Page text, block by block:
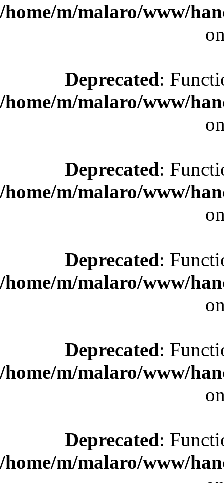
/home/m/malaro/www/
Deprecated:
/home/m/malaro/www/
Deprecated:
/home/m/malaro/www/
Deprecated:
/home/m/malaro/www/
Deprecated:
/home/m/malaro/www/
Deprecated:
/home/m/malaro/www/